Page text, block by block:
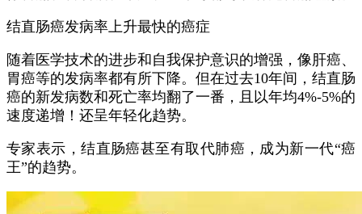
结直肠癌发病率上升最快的癌症
随着医学技术的进步和自我保护意识的增强，像肝癌、
胃癌等的发病率都有所下降。但在过去10年间，结直肠
癌的新发病数和死亡率均翻了一番，且以年均4%-5%的
速度递增！还呈年轻化趋势。
专家表示，结直肠癌甚至有取代肺癌，成为新一代“癌
王”的趋势。